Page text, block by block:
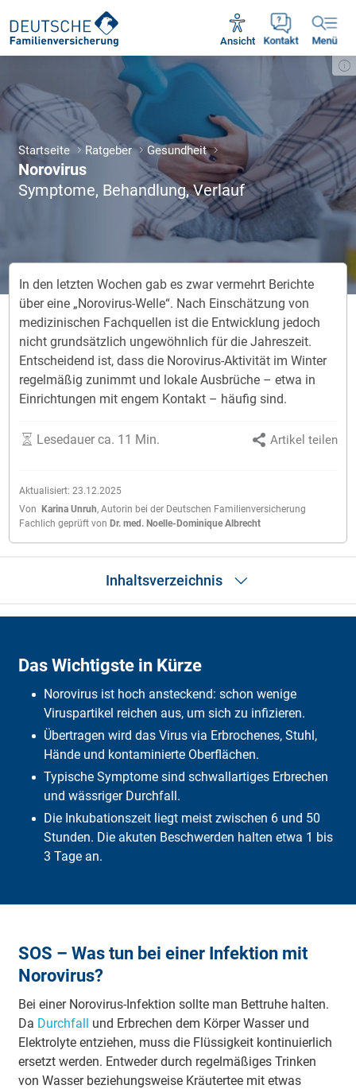
Kontakt
Ansicht Menü
Mo - Fr 09:00 - 18:30 Uhr
Startseite Ratgeber Gesundheit
Norovirus
Symptome, Behandlung, Verlauf
In den letzten Wochen gab es zwar vermehrt Berichte
über eine „Norovirus-Welle“. Nach Einschätzung von
medizinischen Fachquellen ist die Entwicklung jedoch
nicht grundsätzlich ungewöhnlich für die Jahreszeit.
Entscheidend ist, dass die Norovirus-Aktivität im Winter
regelmäßig zunimmt und lokale Ausbrüche – etwa in
Einrichtungen mit engem Kontakt – häufig sind.
Aktualisiert: 23.12.2025
Von
Karina Unruh, Autorin bei der Deutschen Familienversicherung
Fachlich geprüft von Dr. med. Noelle-Dominique Albrecht
Lesedauer ca. 11 Min. Artikel teilen
Inhaltsverzeichnis
Was sind Noroviren?
Symptome
Wann zum Arzt?
Verlauf
Behandlung
Bei Neugeborenen
Bei Kindern
Häufige Fragen
Fazit
Das Wichtigste in Kürze
Norovirus ist hoch ansteckend: schon wenige
Viruspartikel reichen aus, um sich zu infizieren.
Übertragen wird das Virus via Erbrochenes, Stuhl,
Hände und kontaminierte Oberflächen.
Typische Symptome sind schwallartiges Erbrechen
und wässriger Durchfall.
Die Inkubationszeit liegt meist zwischen 6 und 50
Stunden. Die akuten Beschwerden halten etwa 1 bis
3 Tage an.
SOS – Was tun bei einer Infektion mit
Norovirus?
Bei einer Norovirus-Infektion sollte man Bettruhe halten.
Da Durchfall und Erbrechen dem Körper Wasser und
Elektrolyte entziehen, muss die Flüssigkeit kontinuierlich
ersetzt werden. Entweder durch regelmäßiges Trinken
von Wasser beziehungsweise Kräutertee mit etwas